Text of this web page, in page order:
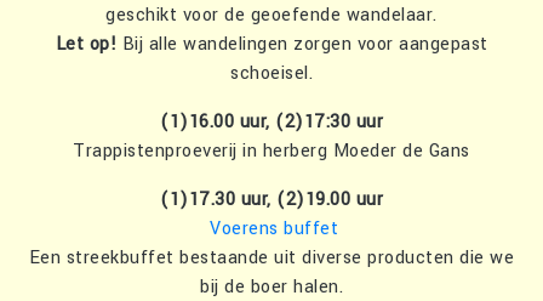
geschikt voor de geoefende wandelaar.
Let op! Bij alle wandelingen zorgen voor aangepast
schoeisel.
(1)16.00 uur, (2)17:30 uur
Trappistenproeverij in herberg Moeder de Gans
(1)17.30 uur, (2)19.00 uur
Voerens buffet
Een streekbuffet bestaande uit diverse producten die we
bij de boer halen.